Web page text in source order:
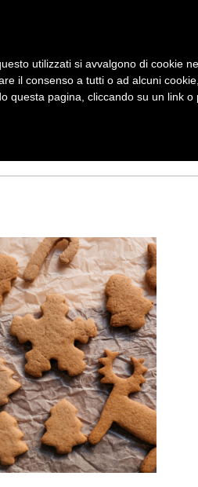
A
V
G
A
I
O
N
E
P
R
I
N
C
utilizzati si avvalgono di cookie
il consenso a tutti o ad alcuni
questa pagina, cliccando su un link